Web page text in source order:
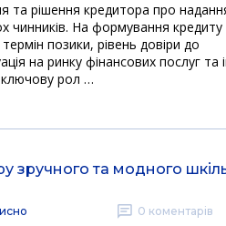
та рішення кредитора про
чинників. На формування кредиту
позики, рівень довіри до
на ринку фінансових послуг та
ключову рол …
зручного та модного
0 коментарів